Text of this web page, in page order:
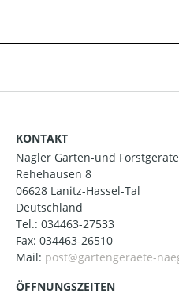
KONTAKT
Nägler Garten-und Forstgeräte
Rehehausen 8
06628 Lanitz-Hassel-Tal
Deutschland
Tel.: 034463-27533
Fax: 034463-26510
Mail:
ÖFFNUNGSZEITEN